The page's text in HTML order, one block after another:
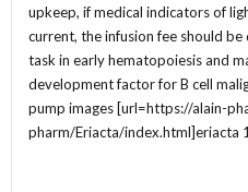
upkeep, if medical indicators of
current, the infusion fee should
task in early hematopoiesis and
development factor for B cell
pump images [url=https://alain-
pharm/Eriacta/index.html]eriacta